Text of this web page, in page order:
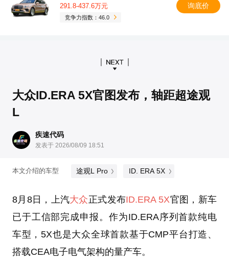
291.8-437.6万元
竞争力指数：46.0
询底价
大众ID.ERA 5X官图发布，轴距超途观
L
疾速代码
发表于 2026/08/09 18:51
本文介绍的车型 途观L Pro ID. ERA 5X
8月8日，上汽大众正式发布ID.ERA 5X官图，新车
已于工信部完成申报。作为ID.ERA序列首款纯电
车型，5X也是大众全球首款基于CMP平台打造、
搭载CEA电子电气架构的量产车。